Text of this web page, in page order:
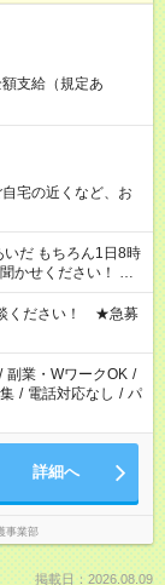
支給（規定あ
宅の近くなど、お
だ もちろん1日8時
かせください！ ★
ご相談ください。
ください！ ★急募
/ 副業・WワークOK /
/ 電話対応なし / パ
詳細へ
事業部
掲載日：2026.08.09